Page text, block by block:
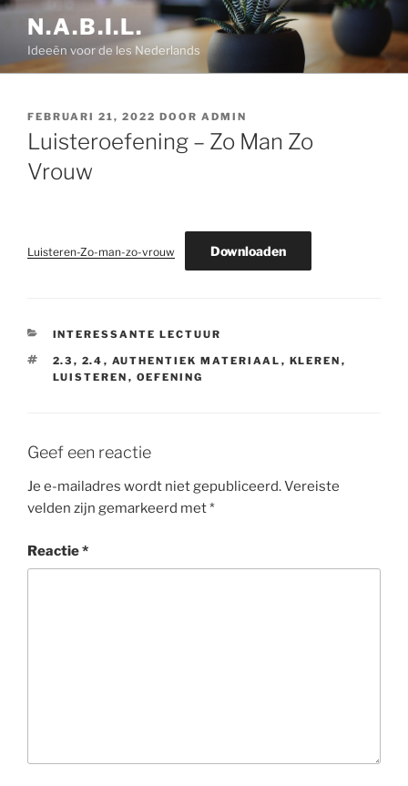
Ga
inhoud
N.A.B.I.L.
Ideeën voor de les Nederlands
GEPLAATST
OP
FEBRUARI 21, 2022 DOOR ADMIN
Luisteroefening – Zo Man Zo
Vrouw
Luisteren-Zo-man-zo-vrouw Downloaden
CATEGORIEËN
INTERESSANTE LECTUUR
TAGS
2.3 , 2.4 , AUTHENTIEK MATERIAAL , KLEREN ,
LUISTEREN , OEFENING
Geef een reactie
Je e-mailadres wordt niet gepubliceerd.Vereiste
velden zijn gemarkeerd met*
Reactie*